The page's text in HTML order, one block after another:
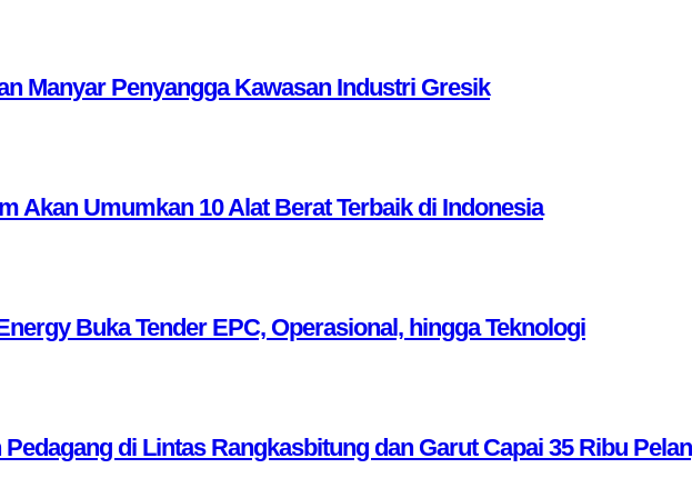
Manyar Penyangga Kawasan Industri Gresik
Akan Umumkan 10 Alat Berat Terbaik di Indonesia
Buka Tender EPC, Operasional, hingga Teknologi
di Lintas Rangkasbitung dan Garut Capai 35 Ribu